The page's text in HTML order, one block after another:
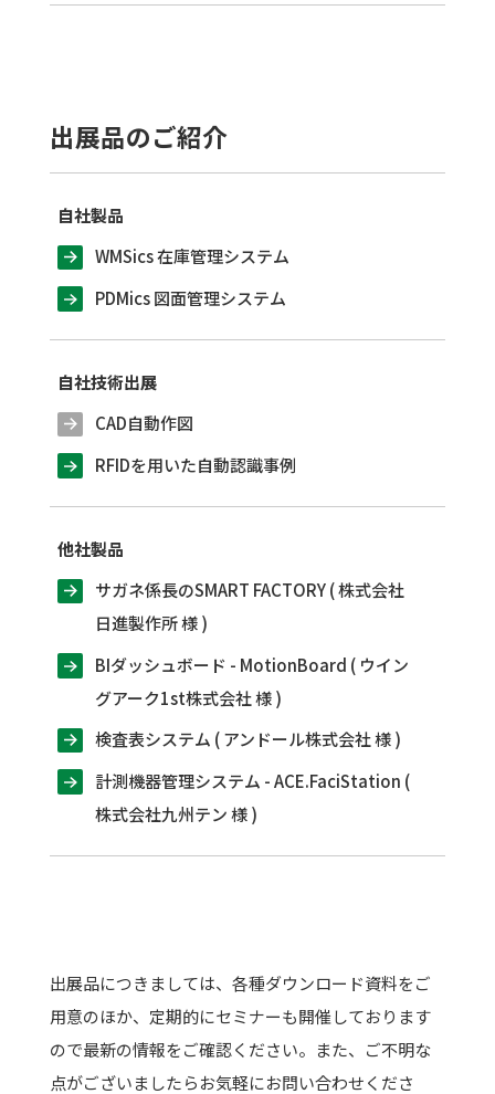
出展品のご紹介
自社製品
WMSics 在庫管理システム
PDMics 図面管理システム
自社技術出展
CAD自動作図
RFIDを用いた自動認識事例
他社製品
サガネ係長のSMART FACTORY ( 株式会社
日進製作所 様 )
BIダッシュボード - MotionBoard ( ウイン
グアーク1st株式会社 様 )
検査表システム ( アンドール株式会社 様 )
計測機器管理システム - ACE.FaciStation (
株式会社九州テン 様 )
出展品につきましては、各種ダウンロード資料をご
用意のほか、定期的にセミナーも開催しております
ので最新の情報をご確認ください。また、ご不明な
点がございましたらお気軽にお問い合わせくださ